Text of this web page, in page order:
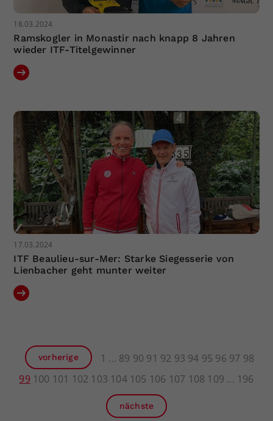
18.03.2024
Ramskogler in Monastir nach knapp 8 Jahren
wieder ITF-Titelgewinner
17.03.2024
ITF Beaulieu-sur-Mer: Starke Siegesserie von
Lienbacher geht munter weiter
vorherige 1 89 90 91 92 93 94 95 96 97 98
99 100 101 102 103 104 105 106 107 108 109 196
nächste